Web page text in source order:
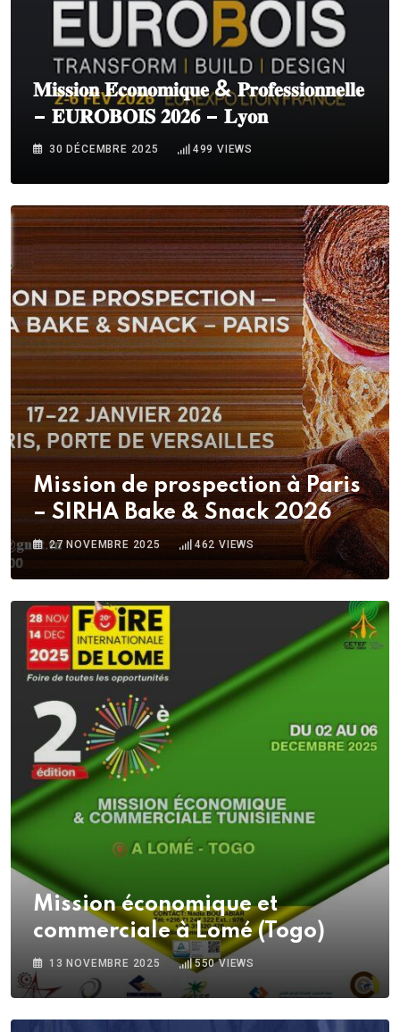
𝐌𝐢𝐬𝐬𝐢𝐨𝐧 𝐄́𝐜𝐨𝐧𝐨𝐦𝐢𝐪𝐮𝐞 & 𝐏𝐫𝐨𝐟𝐞𝐬𝐬𝐢𝐨𝐧𝐧𝐞𝐥𝐥𝐞
– 𝐄𝐔𝐑𝐎𝐁𝐎𝐈𝐒 𝟐𝟎𝟐𝟔 – 𝐋𝐲𝐨𝐧
30 DÉCEMBRE 2025 499 VIEWS
Mission de prospection à Paris
– SIRHA Bake & Snack 2026
27 NOVEMBRE 2025 462 VIEWS
Mission économique et
commerciale à Lomé (Togo)
13 NOVEMBRE 2025 550VIEWS